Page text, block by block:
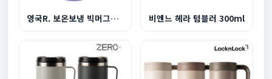
영국R. 보온보냉 빅머그텀블러 1200ml-라이트퍼플 비엔느 헤라 텀블러 300ml